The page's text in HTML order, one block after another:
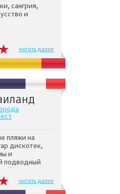
сангрия,
и
читать далее
пляжи на
дискотек,
и
подводный
читать далее